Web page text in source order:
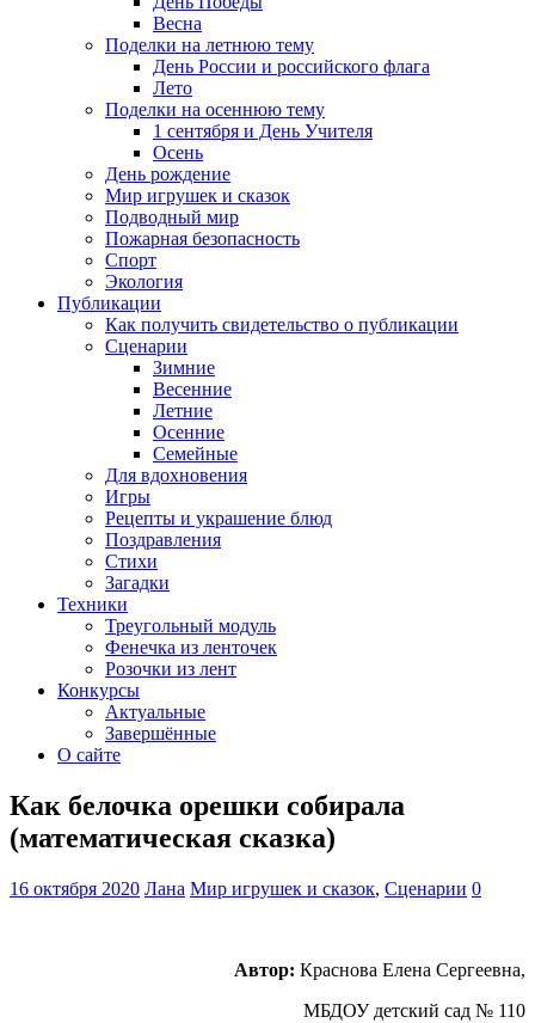
Весна
Поделки на летнюю тему
День России и российского флага
Лето
Поделки на осеннюю тему
1 сентября и День Учителя
Осень
День рождение
Мир игрушек и сказок
Подводный мир
Пожарная безопасность
Спорт
Экология
Публикации
Как получить свидетельство о публикации
Сценарии
Зимние
Весенние
Летние
Осенние
Семейные
Для вдохновения
Игры
Рецепты и украшение блюд
Поздравления
Стихи
Загадки
Техники
Треугольный модуль
Фенечка из ленточек
Розочки из лент
Конкурсы
Актуальные
Завершённые
О сайте
Как белочка орешки собирала
(математическая сказка)
16 октября 2020 Лана Мир игрушек и сказок, Сценарии 0
Автор: Краснова Елена Сергеевна,
МБДОУ детский сад № 110